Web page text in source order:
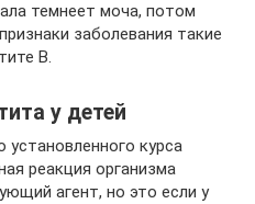
темнеет моча, потом
заболевания такие
В.
у детей
установленного курса
реакция организма
агент, но это если у